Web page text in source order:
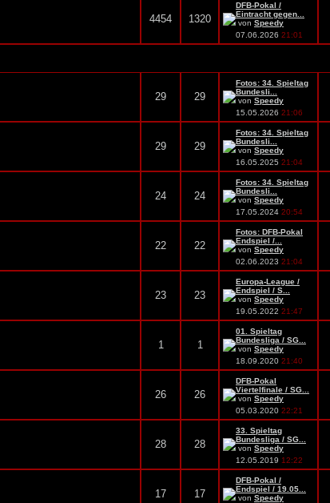
4454 1320
DFB-Pokal /
Eintracht gegen...
von Speedy
07.06.2026 21:01
29 29
Fotos: 34. Spieltag
Bundesli...
von Speedy
15.05.2026 21:06
29 29
Fotos: 34. Spieltag
Bundesli...
von Speedy
16.05.2025 21:04
24 24
Fotos: 34. Spieltag
Bundesli...
von Speedy
17.05.2024 20:54
22 22
Fotos: DFB-Pokal
Endspiel /...
von Speedy
02.06.2023 21:04
23 23
Europa-League /
Endspiel / S...
von Speedy
19.05.2022 21:47
1 1
01. Spieltag
Bundesliga / SG...
von Speedy
18.09.2020 21:40
26 26
DFB-Pokal
Viertelfinale / SG...
von Speedy
05.03.2020 22:21
28 28
33. Spieltag
Bundesliga / SG...
von Speedy
12.05.2019 12:22
17 17
DFB-Pokal /
Endspiel / 19.05...
von Speedy